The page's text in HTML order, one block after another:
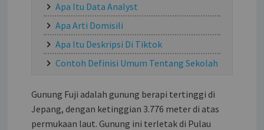
Apa Itu Data Analyst
Apa Arti Domisili
Apa Itu Deskripsi Di Tiktok
Contoh Definisi Umum Tentang Sekolah
Gunung Fuji adalah gunung berapi tertinggi di
Jepang, dengan ketinggian 3.776 meter di atas
permukaan laut. Gunung ini terletak di Pulau